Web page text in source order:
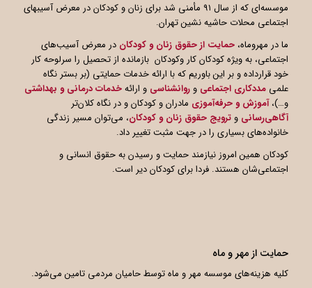
موسسه‌ای که از سال ۹۱ مأمنی شد برای زنان و کودکان در معرض آسیبهای
اجتماعی محلات حاشیه نشین تهران.
ما در مهروماه، حمایت از حقوق زنان و کودکان در معرض آسیب‌های
اجتماعی، به ویژه کودکان کار وکودکان بازمانده از تحصیل را سرلوحه کار
خود قرارداده و بر این باوریم که با ارائه خدمات حمایتی (بر بستر نگاه
علمی مددکاری اجتماعی و روانشناسی و ارائهخدمات درمانی و بهداشتی
و…)،آموزش و حرفه‌آموزی مادران و کودکان و در نگاه کلان‌تر
آگاهیرسانی و ترویج حقوق زنان و کودکان، می‌توان مسیر زندگی
خانواده‌های بسیاری را در جهت مثبت تغییر داد.
کودکان همین امروز نیازمند حمایت و رسیدن به حقوق انسانی و
اجتماعی‌شان هستند. فردا برای کودکان دیر است.
حمایت از مهر و ماه
کلیه هزینه‌های موسسه مهر و ماه توسط حامیان مردمی تامین می‌شود.